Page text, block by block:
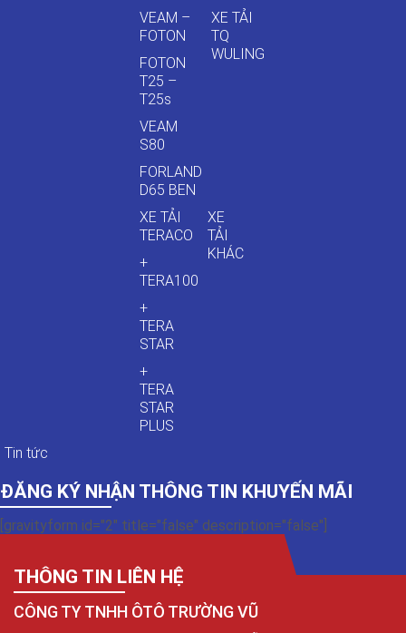
VEAM –
FOTON
FOTON
T25 –
T25s
VEAM
S80
FORLAND
D65 BEN
XE TẢI
TQ
WULING
XE TẢI
TERACO
+
TERA100
+
TERA
STAR
+
TERA
STAR
PLUS
XE
TẢI
KHÁC
Tin tức
ĐĂNG KÝ NHẬN THÔNG TIN KHUYẾN MÃI
[gravityform id="2" title="false" description="false"]
THÔNG TIN LIÊN HỆ
CÔNG TY TNHH ÔTÔ TRƯỜNG VŨ